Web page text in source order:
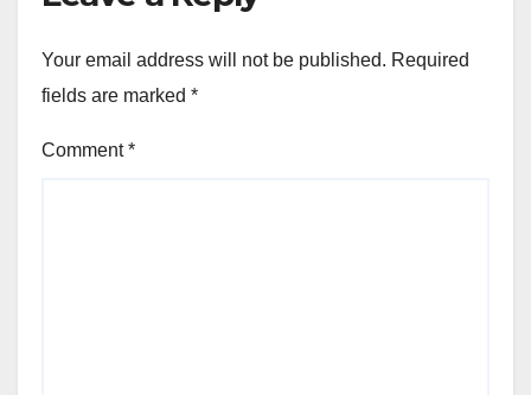
Your email address will not be published. Required
fields are marked *
Comment*